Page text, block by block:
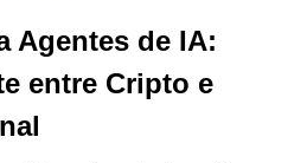
Agentes de IA:
entre Cripto e